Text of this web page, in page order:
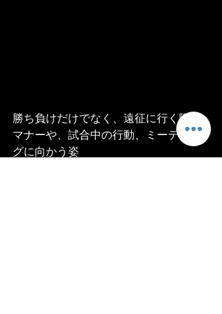
勝ち負けだけでなく、遠征に行く際の
マナーや、試合中の行動、ミーティン
グに向かう姿